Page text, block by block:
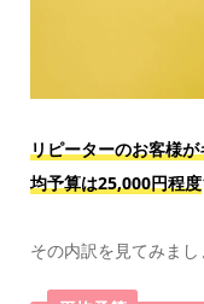
リピーターのお客様
均予算は25,000円程度
その内訳を見てみまし